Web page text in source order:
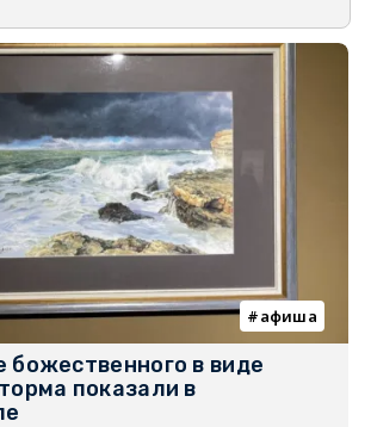
афиша
божественного в виде
показали в